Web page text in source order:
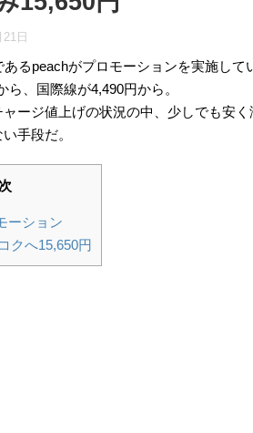
日
るpeachがプロモーションを実施して
ら、国際線が4,490円から。
ージ値上げの状況の中、少しでも安
手段だ。
ーション
クへ15,650円